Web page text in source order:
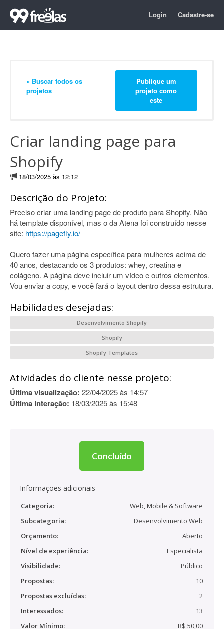
Login Cadastre-se
« Buscar todos os
projetos
Publique um
projeto como
este
Criar landing page para
Shopify
18/03/2025 às 12:12
Descrição do Projeto:
Preciso criar uma landing page de produto para Shopify. Não
há template disponível, mas o da Atena foi construído nesse
site: https://pagefly.io/
Quero fazer uma página específica para mulheres acima de
40 anos, destacando os 3 produtos: whey, creatina e
colágeno. A página deve incluir um vídeo e outros elementos.
Vou enviar a copy, e você fará o layout dentro dessa estrutura.
Habilidades desejadas:
Desenvolvimento Shopify
Shopify
Shopify Templates
Atividades do cliente nesse projeto:
Última visualização: 22/04/2025 às 14:57
Última interação: 18/03/2025 às 15:48
Concluído
Informações adicionais
Categoria:
Web, Mobile & Software
Subcategoria:
Desenvolvimento Web
Orçamento:
Aberto
Nível de experiência:
Especialista
Visibilidade:
Público
Propostas:
10
Propostas excluídas:
2
Interessados:
13
Valor Mínimo:
R$ 50,00